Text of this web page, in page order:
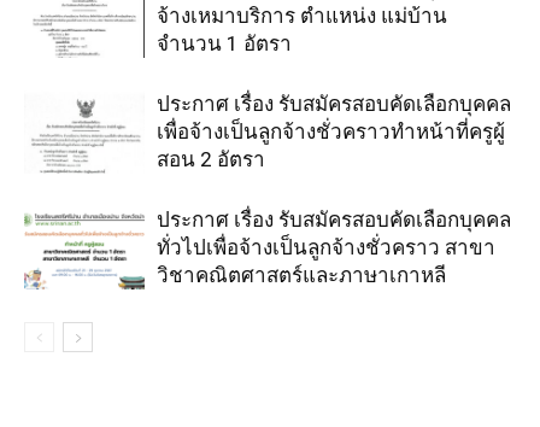
จ้างเหมาบริการ ตำแหน่ง แม่บ้าน
จำนวน 1 อัตรา
ประกาศ เรื่อง รับสมัครสอบคัดเลือกบุคคล
เพื่อจ้างเป็นลูกจ้างชั่วคราวทำหน้าที่ครูผู้
สอน 2 อัตรา
ประกาศ เรื่อง รับสมัครสอบคัดเลือกบุคคล
ทั่วไปเพื่อจ้างเป็นลูกจ้างชั่วคราว สาขา
วิชาคณิตศาสตร์และภาษาเกาหลี